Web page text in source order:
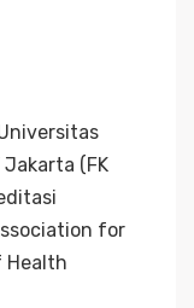
Jakarta (FK
for
Health